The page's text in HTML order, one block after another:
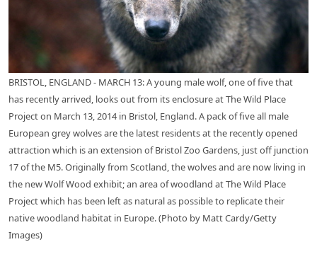
BRISTOL, ENGLAND - MARCH 13: A young male wolf, one of five that
has recently arrived, looks out from its enclosure at The Wild Place
Project on March 13, 2014 in Bristol, England. A pack of five all male
European grey wolves are the latest residents at the recently opened
attraction which is an extension of Bristol Zoo Gardens, just off junction
17 of the M5. Originally from Scotland, the wolves and are now living in
the new Wolf Wood exhibit; an area of woodland at The Wild Place
Project which has been left as natural as possible to replicate their
native woodland habitat in Europe. (Photo by Matt Cardy/Getty
Images)